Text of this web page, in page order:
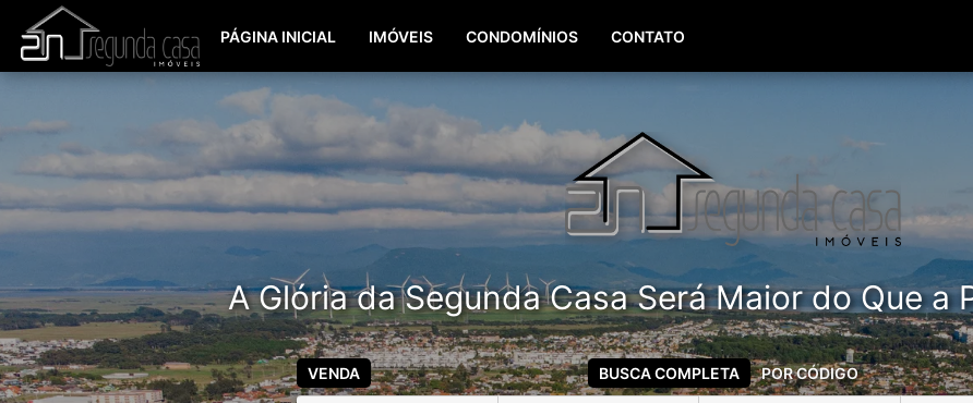
(51) 99960-3940
PÁGINA INICIAL IMÓVEIS CONDOMÍNIOS CONTATO
A Glória da Segunda Casa Será Maior do Que a
VENDA BUSCA COMPLETA POR CÓDIGO